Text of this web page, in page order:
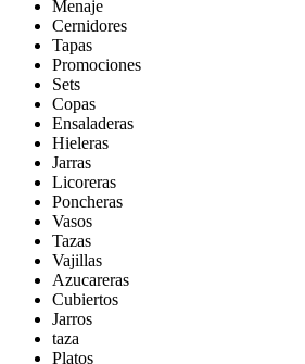
Menaje
Cernidores
Tapas
Promociones
Sets
Copas
Ensaladeras
Hieleras
Jarras
Licoreras
Poncheras
Vasos
Tazas
Vajillas
Azucareras
Cubiertos
Jarros
taza
Platos